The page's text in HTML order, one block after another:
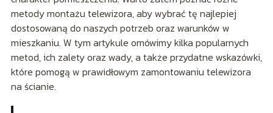
metody montażu telewizora, aby wybrać tę najlepiej
dostosowaną do naszych potrzeb oraz warunków w
mieszkaniu. W tym artykule omówimy kilka popularnych
metod, ich zalety oraz wady, a także przydatne wskazówki,
które pomogą w prawidłowym zamontowaniu telewizora
na ścianie.